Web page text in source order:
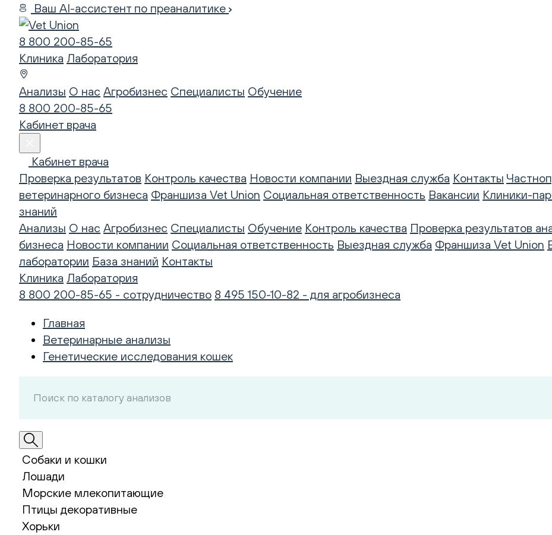
Ваш AI-ассистент по преаналитике
8 800 200-85-65
Клиника Лаборатория
Анализы О нас Агробизнес Специалисты Обучение
8 800 200-85-65
Кабинет врача
Кабинет врача
Проверка результатов Контроль качества Новости компании Выездная служба Контакты
ветеринарного бизнеса Франшиза Vet Union Социальная ответственность Вакансии Клиники-
знаний
Анализы О нас Агробизнес Специалисты Обучение Контроль качества Проверка результатов
бизнеса Новости компании Социальная ответственность Выездная служба Франшиза Vet Union
лаборатории База знаний Контакты
Клиника Лаборатория
8 800 200-85-65 - сотрудничество 8 495 150-10-82 - для агробизнеса
Главная
Ветеринарные анализы
Генетические исследования кошек
Собаки и кошки
Лошади
Морские млекопитающие
Птицы декоративные
Хорьки